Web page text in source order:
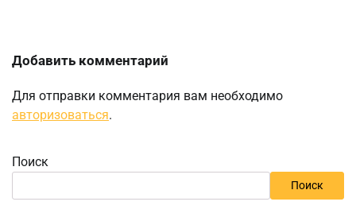
Добавить комментарий
Для отправки комментария вам необходимо
авторизоваться.
Поиск
Поиск